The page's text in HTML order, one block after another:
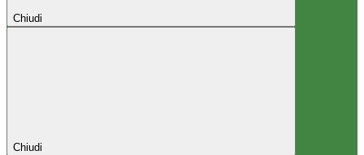
Chiudi
Chiudi